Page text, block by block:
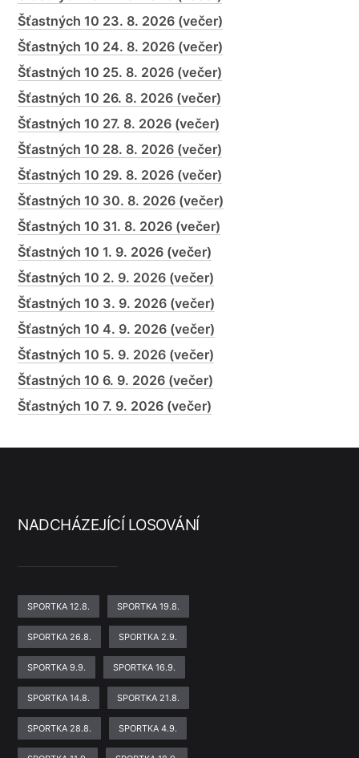
Šťastných 10 23. 8. 2026 (večer)
Šťastných 10 24. 8. 2026 (večer)
Šťastných 10 25. 8. 2026 (večer)
Šťastných 10 26. 8. 2026 (večer)
Šťastných 10 27. 8. 2026 (večer)
Šťastných 10 28. 8. 2026 (večer)
Šťastných 10 29. 8. 2026 (večer)
Šťastných 10 30. 8. 2026 (večer)
Šťastných 10 31. 8. 2026 (večer)
Šťastných 10 1. 9. 2026 (večer)
Šťastných 10 2. 9. 2026 (večer)
Šťastných 10 3. 9. 2026 (večer)
Šťastných 10 4. 9. 2026 (večer)
Šťastných 10 5. 9. 2026 (večer)
Šťastných 10 6. 9. 2026 (večer)
Šťastných 10 7. 9. 2026 (večer)
NADCHÁZEJÍCÍ LOSOVÁNÍ
SPORTKA 12.8. SPORTKA 19.8.
SPORTKA 26.8. SPORTKA 2.9.
SPORTKA 9.9. SPORTKA 16.9.
SPORTKA 14.8. SPORTKA 21.8.
SPORTKA 28.8. SPORTKA 4.9.